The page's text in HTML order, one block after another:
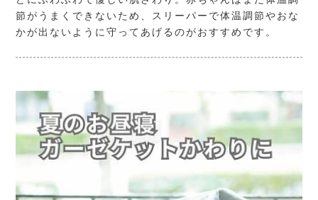
節がうまくできないため、スリーパーで体温調節やおな
かが出ないように守ってあげるのがおすすめです。